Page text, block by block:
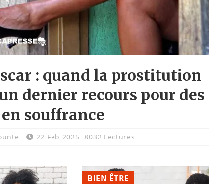
: quand la prostitution
dernier recours pour des
souffrance
22 Feb 2025 8032 Lectures
BIEN ÊTRE